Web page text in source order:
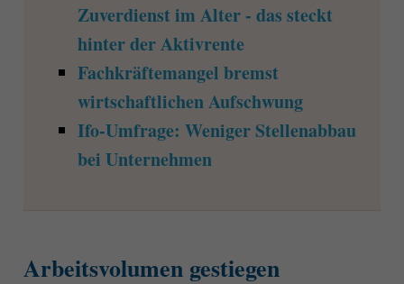
Zuverdienst im Alter - das steckt
hinter der Aktivrente
Fachkräftemangel bremst
wirtschaftlichen Aufschwung
Ifo-Umfrage: Weniger Stellenabbau
bei Unternehmen
Arbeitsvolumen gestiegen